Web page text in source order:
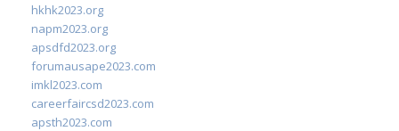
hkhk2023.org
napm2023.org
apsdfd2023.org
forumausape2023.com
imkl2023.com
careerfaircsd2023.com
apsth2023.com